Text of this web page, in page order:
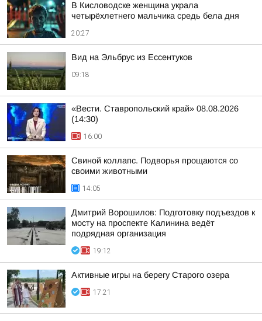
В Кисловодске женщина украла
четырёхлетнего мальчика средь бела дня
20:27
Вид на Эльбрус из Ессентуков
09:18
«Вести. Ставропольский край» 08.08.2026
(14:30)
16:00
Свиной коллапс. Подворья прощаются со
своими животными
14:05
Дмитрий Ворошилов: Подготовку подъездов к
мосту на проспекте Калинина ведёт
подрядная организация
19:12
Активные игры на берегу Старого озера
17:21